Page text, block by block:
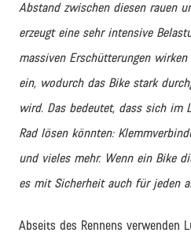
Abstand zwischen diesen rauen
erzeugt eine sehr intensive
massiven Erschütterungen
ein, wodurch das Bike stark
wird. Das bedeutet, dass sich im
Rad lösen könnten:
und vieles mehr. Wenn ein Bike
es mit Sicherheit auch für jeden
Abseits des Rennens verwenden